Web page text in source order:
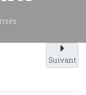
Suivant